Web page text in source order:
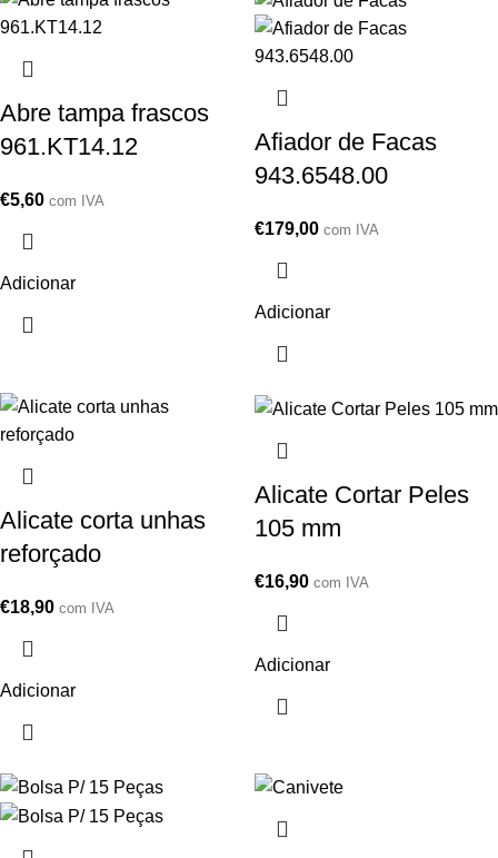
Abre tampa frascos
961.KT14.12
€5,60 com IVA
Adicionar
Afiador de Facas
943.6548.00
€179,00 com IVA
Adicionar
Alicate corta unhas
reforçado
€18,90 com IVA
Adicionar
Alicate Cortar Peles
105 mm
€16,90 com IVA
Adicionar